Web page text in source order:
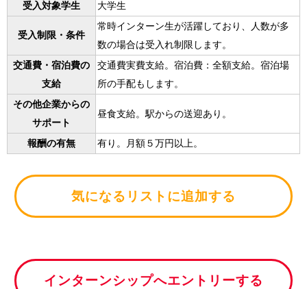
受入対象学生
大学生
受入制限・条件
常時インターン生が活躍しており、人数が多
数の場合は受入れ制限します。
交通費・宿泊費の
支給
交通費実費支給。宿泊費：全額支給。宿泊場
所の手配もします。
その他企業からの
サポート
昼食支給。駅からの送迎あり。
報酬の有無 有り。月額５万円以上。
気になるリストに追加する
インターンシップへエントリーする